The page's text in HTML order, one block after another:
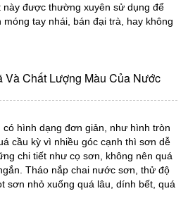
này được thường xuyên sử dụng để
tay nhái, bán đại trà, hay không
Và Chất Lượng Màu Của Nước
hình dạng đơn giản, như hình tròn
cầu kỳ vì nhiều góc cạnh thì sơn dễ
chi tiết như cọ sơn, không nên quá
Tháo nắp chai nước sơn, thử độ
sơn nhỏ xuống quá lâu, dính bết, quá